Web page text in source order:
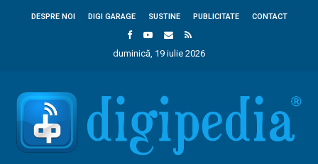
DESPRE NOI DIGI GARAGE SUSTINE PUBLICITATE CONTACT
duminică, 19 iulie 2026